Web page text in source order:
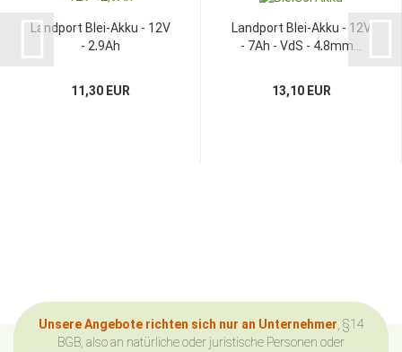
Landport Blei-Akku - 12V
- 2,9Ah
11,30 EUR
Landport Blei-Akku - 12V
- 7Ah - VdS - 4,8mm...
13,10 EUR
Unsere Angebote richten sich nur an Unternehmer , §14
BGB, also an natürliche oder juristische Personen oder